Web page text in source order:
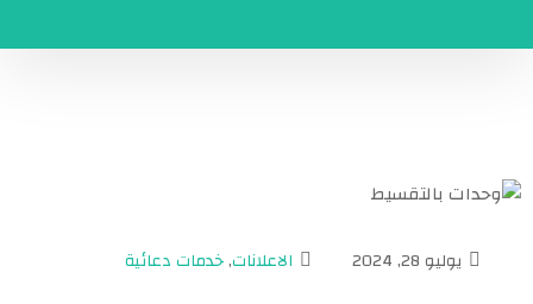
يوليو 28, 2024 الاعلانات,خدمات دعائية